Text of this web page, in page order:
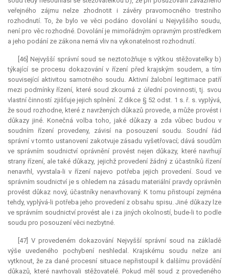
veřejného zájmu nelze zhodnotit i závěry pravomocného trestního
rozhodnutí. To, že bylo ve věci podáno dovolání u Nejvyššího soudu,
není pro věc rozhodné. Dovolání je mimořádným opravným prostředkem
a jeho podání ze zákona nemá vliv na vykonatelnost rozhodnutí.
[46] Nejvyšší správní soud se neztotožňuje s výtkou stěžovatelky b)
týkající se procesu dokazování v řízení před krajským soudem, a tím
související aktivitou samotného soudu. Aktivní žalobní legitimace patří
mezi podmínky řízení, které soud zkoumá z úřední povinnosti, tj. svou
vlastní činností zjišťuje jejich splnění. Z dikce § 52 odst. 1 s. ř. s. vyplývá,
že soud rozhodne, které z navržených důkazů provede, a může provést i
důkazy jiné. Konečná volba toho, jaké důkazy a zda vůbec budou v
soudním řízení provedeny, závisí na posouzení soudu. Soudní řád
správní v tomto ustanovení zakotvuje zásadu vyšetřovací; dává soudům
ve správním soudnictví oprávnění provést nejen důkazy, které navrhují
strany řízení, ale také důkazy, jejichž provedení žádný z účastníků řízení
nenavrhl, vyvstala-li v řízení najevo potřeba jejich provedení. Soud ve
správním soudnictví je s ohledem na zásadu materiální pravdy oprávněn
provést důkaz nový, účastníky nenavrhovaný. K tomu přistoupí zejména
tehdy, vyplývá-li potřeba jeho provedení z obsahu spisu. Jiné důkazy lze
ve správním soudnictví provést ale i za jiných okolností, bude-li to podle
soudu pro posouzení věci nezbytné.
[47] V provedeném dokazování Nejvyšší správní soud na základě
výše uvedeného pochybení neshledal. Krajskému soudu nelze ani
vytknout, že za dané procesní situace nepřistoupil k dalšímu provádění
důkazů, které navrhovali stěžovatelé. Pokud měl soud z provedeného